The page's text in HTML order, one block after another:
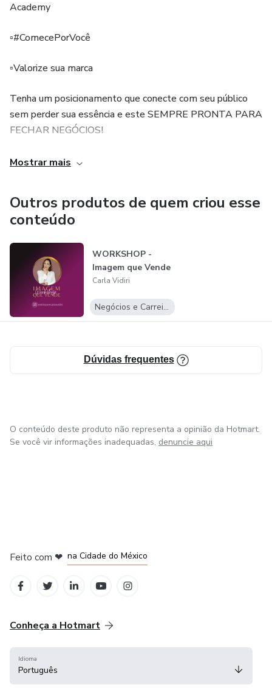
Academy
▫️#ComecePorVocê
▫️Valorize sua marca
Tenha um posicionamento que conecte com seu público
sem perder sua essência e este SEMPRE PRONTA PARA
FECHAR NEGÓCIOS!
Mostrar mais
Outros produtos de quem criou esse
conteúdo
WORKSHOP -
Imagem que Vende
Carla Vidiri
Negócios e Carreira
Dúvidas frequentes
O conteúdo deste produto não representa a opinião da Hotmart.
Se você vir informações inadequadas, denuncie aqui
Feito com ❤ na Cidade do México
Conheça a Hotmart
Idioma
Português